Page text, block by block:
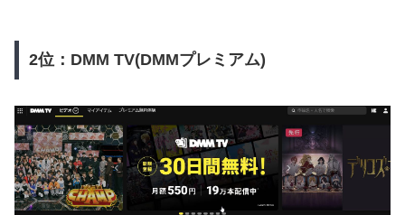
2位：DMM TV(DMMプレミアム)